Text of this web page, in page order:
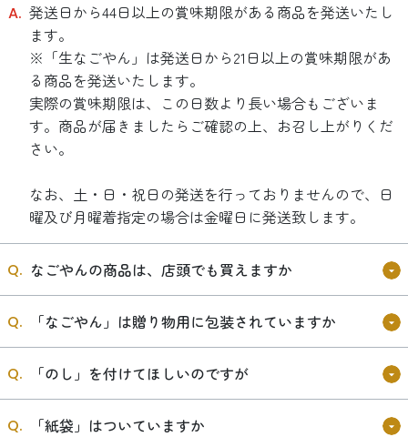
発送日から44日以上の賞味期限がある商品を発送いたし
ます。
※「生なごやん」は発送日から21日以上の賞味期限があ
る商品を発送いたします。
実際の賞味期限は、この日数より長い場合もございま
す。商品が届きましたらご確認の上、お召し上がりくだ
さい。
なお、土・日・祝日の発送を行っておりませんので、日
曜及び月曜着指定の場合は金曜日に発送致します。
なごやんの商品は、店頭でも買えますか
「なごやん」は贈り物用に包装されていますか
「のし」を付けてほしいのですが
「紙袋」はついていますか